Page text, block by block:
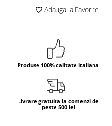
Bere italiana
Bauturi aperitive, alcoolice
Sucuri si bauturi racoritoare
Panettone cozonac italian,
Pandoro si Balocco
Adauga la Favorite
Produse 100% calitate italiana
Livrare gratuita la comenzi de
peste 500 lei